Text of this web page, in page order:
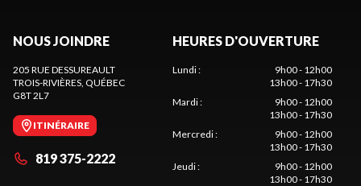
NOUS JOINDRE
205 RUE DESSUREAULT
TROIS-RIVIÈRES , QUÉBEC
G8T 2L7
ITINÉRAIRE
819 375-2222
HEURES D'OUVERTURE
Lundi:
9h00 - 12h00
13h00 - 17h30
Mardi:
9h00 - 12h00
13h00 - 17h30
Mercredi:
9h00 - 12h00
13h00 - 17h30
Jeudi:
9h00 - 12h00
13h00 - 17h30